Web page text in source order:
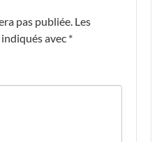
pas publiée. Les
avec *